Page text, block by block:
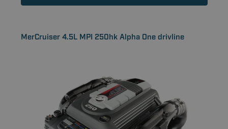
MerCruiser 4.5L MPI 250hk Alpha One drivline